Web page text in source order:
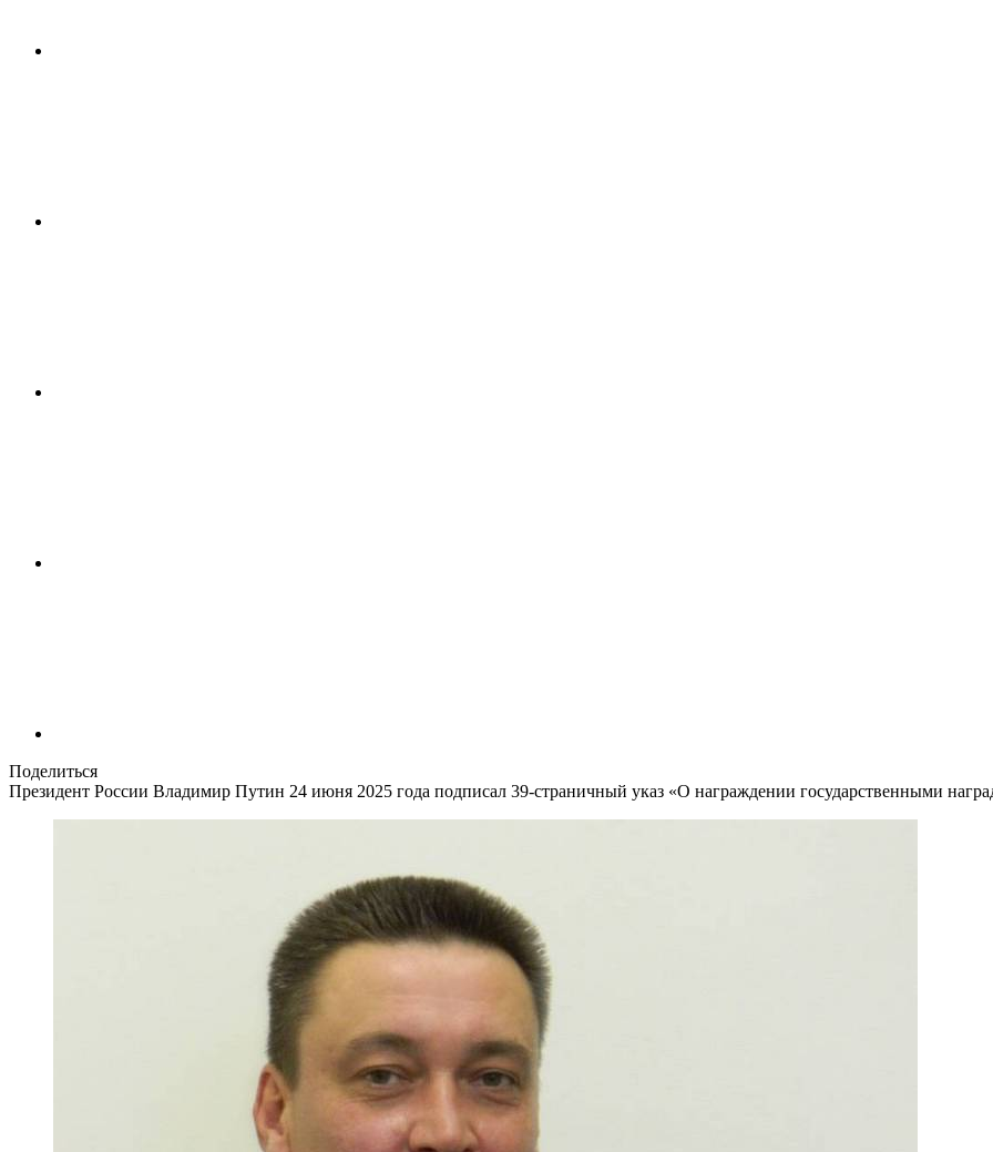
Поделиться
Президент России Владимир Путин 24 июня 2025 года подписал 39-страничный указ «О награждении государственными